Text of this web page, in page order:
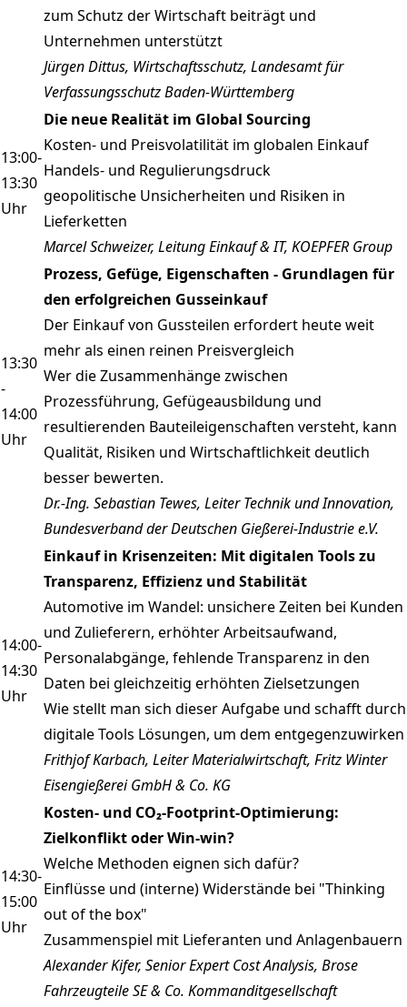
zum Schutz der Wirtschaft beiträgt und
Unternehmen unterstützt
Jürgen Dittus, Wirtschaftsschutz, Landesamt für
Verfassungsschutz Baden-Württemberg
13:00-
13:30
Uhr
Die neue Realität im Global Sourcing
Kosten- und Preisvolatilität im globalen Einkauf
Handels- und Regulierungsdruck
geopolitische Unsicherheiten und Risiken in
Lieferketten
Marcel Schweizer, Leitung Einkauf & IT, KOEPFER Group
13:30
-
14:00
Uhr
Prozess, Gefüge, Eigenschaften - Grundlagen für
den erfolgreichen Gusseinkauf
Der Einkauf von Gussteilen erfordert heute weit
mehr als einen reinen Preisvergleich
Wer die Zusammenhänge zwischen
Prozessführung, Gefügeausbildung und
resultierenden Bauteileigenschaften versteht, kann
Qualität, Risiken und Wirtschaftlichkeit deutlich
besser bewerten.
Dr.-Ing. Sebastian Tewes, Leiter Technik und Innovation,
Bundesverband der Deutschen Gießerei-Industrie e.V.
14:00-
14:30
Uhr
Einkauf in Krisenzeiten: Mit digitalen Tools zu
Transparenz, Effizienz und Stabilität
Automotive im Wandel: unsichere Zeiten bei Kunden
und Zulieferern, erhöhter Arbeitsaufwand,
Personalabgänge, fehlende Transparenz in den
Daten bei gleichzeitig erhöhten Zielsetzungen
Wie stellt man sich dieser Aufgabe und schafft durch
digitale Tools Lösungen, um dem entgegenzuwirken
Frithjof Karbach, Leiter Materialwirtschaft, Fritz Winter
Eisengießerei GmbH & Co. KG
14:30-
15:00
Uhr
Kosten- und CO₂-Footprint-Optimierung:
Zielkonflikt oder Win-win?
Welche Methoden eignen sich dafür?
Einflüsse und (interne) Widerstände bei "Thinking
out of the box"
Zusammenspiel mit Lieferanten und Anlagenbauern
Alexander Kifer, Senior Expert Cost Analysis, Brose
Fahrzeugteile SE & Co. Kommanditgesellschaft